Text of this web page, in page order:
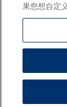
电子邮件
负责部门
东京都产
果您想自定